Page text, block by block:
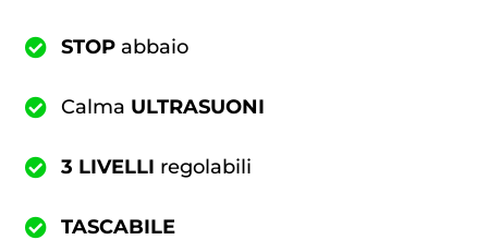
STOP abbaio
Calma ULTRASUONI
3 LIVELLI regolabili
TASCABILE